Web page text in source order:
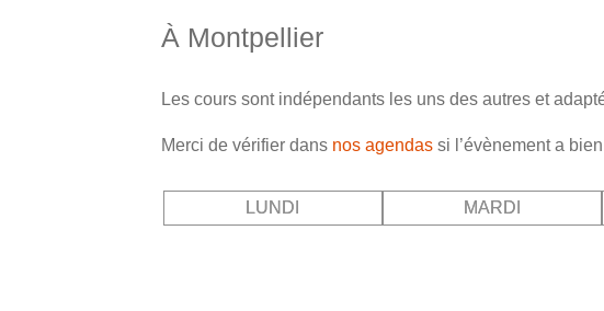
À Montpellier
Les cours sont indépendants les uns des autres et
Merci de vérifier dans nos agendassi l’évènement a
LUNDI MARDI